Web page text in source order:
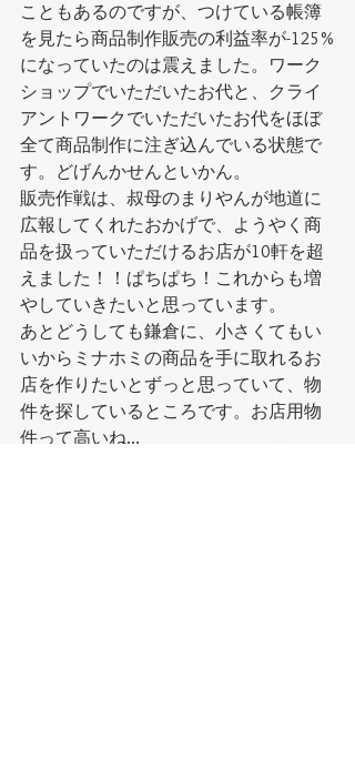
こともあるのですが、つけている帳簿
を見たら商品制作販売の利益率が-125%
になっていたのは震えました。ワーク
ショップでいただいたお代と、クライ
アントワークでいただいたお代をほぼ
全て商品制作に注ぎ込んでいる状態で
す。どげんかせんといかん。
販売作戦は、叔母のまりやんが地道に
広報してくれたおかげで、ようやく商
品を扱っていただけるお店が10軒を超
えました！！ぱちぱち！これからも増
やしていきたいと思っています。
あとどうしても鎌倉に、小さくてもい
いからミナホミの商品を手に取れるお
店を作りたいとずっと思っていて、物
件を探しているところです。お店用物
件って高いね…